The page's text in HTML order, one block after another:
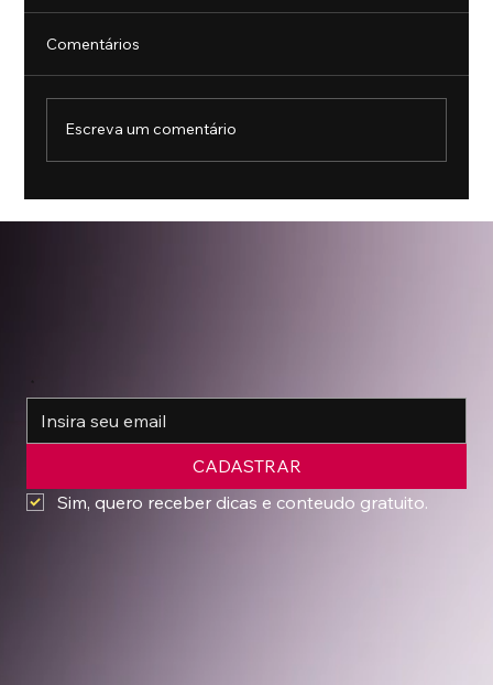
Comentários
Escreva um comentário
CADASTRAR
Sim, quero receber dicas e conteudo gratuito.